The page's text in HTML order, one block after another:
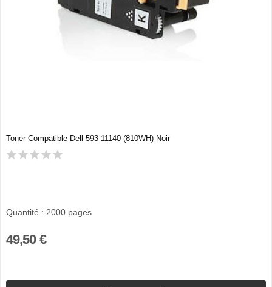
Toner Compatible Dell 593-11140 (810WH) Noir
Quantité : 2000 pages
49,50 €